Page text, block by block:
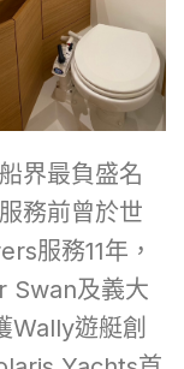
界最負盛名
務前曾於世
服務11年，
Swan及義大
Wally遊艇創